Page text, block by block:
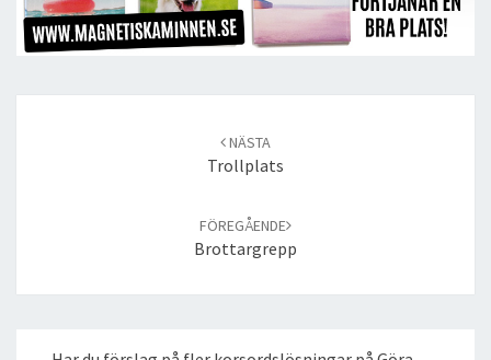
NÄSTA
Trollplats
FÖREGÅENDE
Brottargrepp